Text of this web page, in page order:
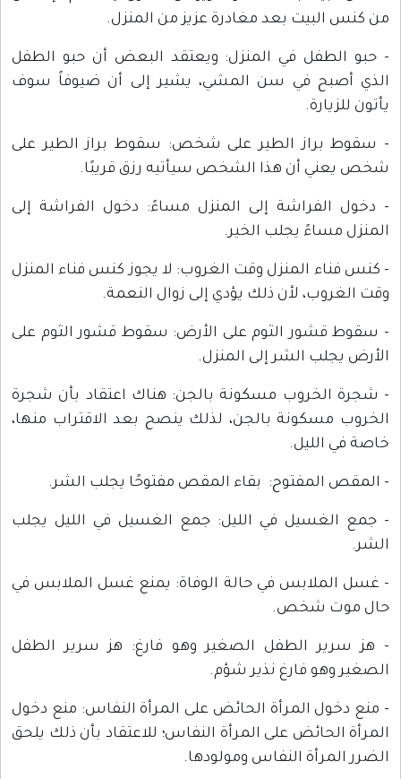
من كنس البيت بعد مغادرة عزيز من المنزل.
- حبو الطفل في المنزل: ويعتقد البعض أن حبو الطفل
الذي أصبح في سن المشي، يشير إلى أن ضيوفاً سوف
يأتون للزيارة.
- سقوط براز الطير على شخص: سقوط براز الطير على
شخص يعني أن هذا الشخص سيأتيه رزق قريبًا.
- دخول الفراشة إلى المنزل مساءً: دخول الفراشة إلى
المنزل مساءً يجلب الخير.
- كنس فناء المنزل وقت الغروب: لا يجوز كنس فناء المنزل
وقت الغروب، لأن ذلك يؤدي إلى زوال النعمة.
- سقوط قشور الثوم على الأرض: سقوط قشور الثوم على
الأرض يجلب الشر إلى المنزل.
- شجرة الخروب مسكونة بالجن: هناك اعتقاد بأن شجرة
الخروب مسكونة بالجن، لذلك ينصح بعد الاقتراب منها،
خاصة في الليل.
- المقص المفتوح: بقاء المقص مفتوحًا يجلب الشر.
- جمع الغسيل في الليل: جمع الغسيل في الليل يجلب
الشر.
- غسل الملابس في حالة الوفاة: يمنع غسل الملابس في
حال موت شخص.
- هز سرير الطفل الصغير وهو فارغ: هز سرير الطفل
الصغير وهو فارغ نذير شؤم.
- منع دخول المرأة الحائض على المرأة النفاس: منع دخول
المرأة الحائض على المرأة النفاس؛ للاعتقاد بأن ذلك يلحق
الضرر المرأة النفاس ومولودها.